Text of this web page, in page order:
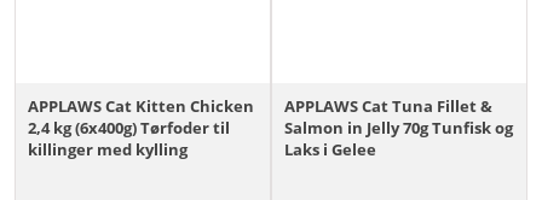
APPLAWS Cat Kitten Chicken
2,4 kg (6x400g) Tørfoder til
killinger med kylling
APPLAWS Cat Tuna Fillet &
Salmon in Jelly 70g Tunfisk og
Laks i Gelee